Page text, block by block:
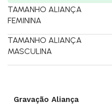
TAMANHO ALIANÇA
FEMININA
TAMANHO ALIANÇA
MASCULINA
Gravação Aliança